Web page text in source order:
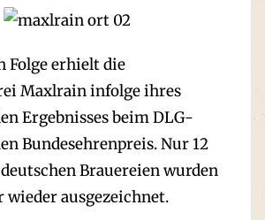
Folge erhielt die
Maxlrain infolge ihres
Ergebnisses beim DLG-
Bundesehrenpreis. Nur 12
Brauereien wurden
wieder ausgezeichnet.